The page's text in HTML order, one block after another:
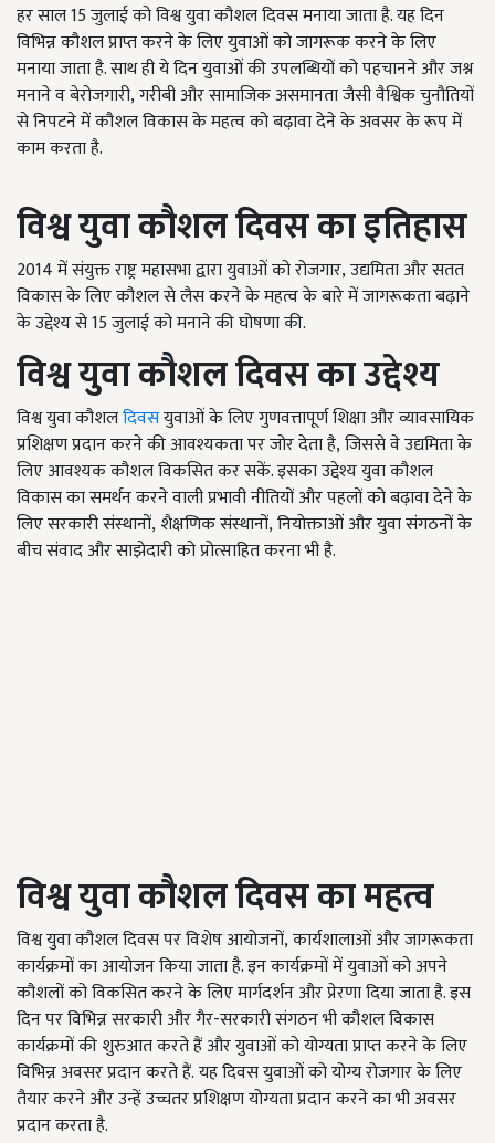
हर साल 15 जुलाई को विश्व युवा कौशल दिवस मनाया जाता है. यह दिन
विभिन्न कौशल प्राप्त करने के लिए युवाओं को जागरूक करने के लिए
मनाया जाता है. साथ ही ये दिन युवाओं की उपलब्धियों को पहचानने और जश्न
मनाने व बेरोजगारी,गरीबी और सामाजिक असमानता जैसी वैश्विक चुनौतियों
से निपटने में कौशल विकास के महत्व को बढ़ावा देने के अवसर के रूप में
काम करता है.
विश्व युवा कौशल दिवस का इतिहास
2014में संयुक्त राष्ट्र महासभा द्वारा युवाओं को रोजगार,उद्यमिता और सतत
विकास के लिए कौशल से लैस करने के महत्व के बारे में जागरूकता बढ़ाने
के उद्देश्य से 15 जुलाई को मनाने की घोषणा की.
विश्व युवा कौशल दिवस का उद्देश्य
विश्व युवा कौशलदिवसयुवाओं के लिए गुणवत्तापूर्ण शिक्षा और व्यावसायिक
प्रशिक्षण प्रदान करने की आवश्यकता पर जोर देता है,जिससे वे उद्यमिता के
लिए आवश्यक कौशल विकसित कर सकें. इसका उद्देश्य युवा कौशल
विकास का समर्थन करने वाली प्रभावी नीतियों और पहलों को बढ़ावा देने के
लिए सरकारी संस्थानों,शैक्षणिक संस्थानों,नियोक्ताओं और युवा संगठनों के
बीच संवाद और साझेदारी को प्रोत्साहित करना भी है.
विश्व युवा कौशल दिवस का महत्व
विश्व युवा कौशल दिवस पर विशेष आयोजनों,कार्यशालाओंऔर जागरूकता
कार्यक्रमों का आयोजन किया जाता है. इन कार्यक्रमों में युवाओं को अपने
कौशलों को विकसित करने के लिए मार्गदर्शन और प्रेरणा दिया जाता है. इस
दिन पर विभिन्न सरकारी और गैर-सरकारी संगठन भी कौशल विकास
कार्यक्रमों की शुरुआत करते हैं और युवाओं को योग्यता प्राप्त करने के लिए
विभिन्न अवसर प्रदान करते हैं.यह दिवस युवाओं को योग्य रोजगार के लिए
तैयार करने और उन्हें उच्चतर प्रशिक्षण योग्यता प्रदान करने का भी अवसर
प्रदान करता है.